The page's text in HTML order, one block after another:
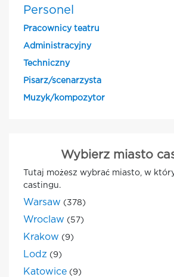
Personel
Pracownicy teatru
Administracyjny
Techniczny
Pisarz/scenarzysta
Muzyk/kompozytor
Wybierz miasto
Tutaj możesz wybrać miasto, w
castingu.
Warsaw (378)
Wroclaw (57)
Krakow (9)
Lodz (9)
Katowice (9)